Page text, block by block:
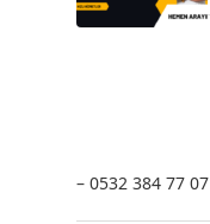
– 0532 384 77 07